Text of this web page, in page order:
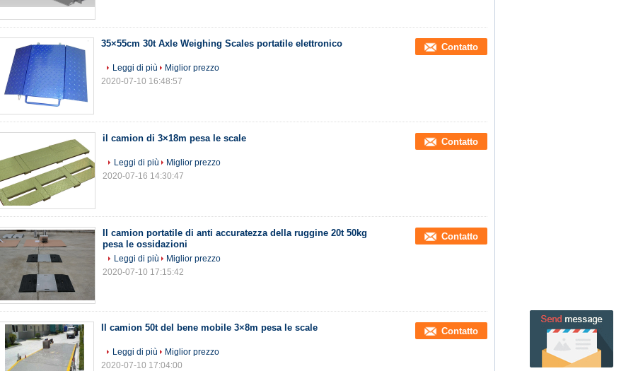
35×55cm 30t Axle Weighing Scales portatile elettronico Contatto
Leggi di più
Miglior prezzo
2020-07-10 16:48:57
il camion di 3×18m pesa le scale Contatto
Leggi di più
Miglior prezzo
2020-07-16 14:30:47
Il camion portatile di anti accuratezza della ruggine 20t 50kg
pesa le ossidazioni
Contatto
Leggi di più
Miglior prezzo
2020-07-10 17:15:42
Il camion 50t del bene mobile 3×8m pesa le scale Contatto
Leggi di più
Miglior prezzo
2020-07-10 17:04:00